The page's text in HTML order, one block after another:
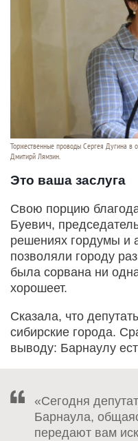
Торжественные проводы Сергея Дугина в
Дмитирй Лямзин.
Это ваша заслуга
Свою порцию
Буевич,
решениях гордумы и
позволяли городу
была сорвана ни
хорошеет.
Сказала, что
сибирские города.
выводу: Барнаулу
«Сегодня
Барнаула,
передают вам